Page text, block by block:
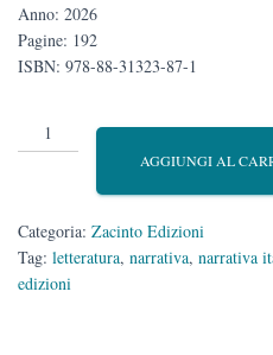
Anno: 2026
Pagine: 192
ISBN: 978-88-31323-87-1
2048
quantità
AGGIUNGI AL
Categoria: Zacinto Edizioni
Tag: letteratura, narrativa, narrativa
edizioni